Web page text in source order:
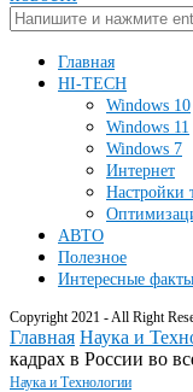
Главная
HI-TECH
Windows 10
Windows 11
Windows 7
Интернет
Настройки
АВТО
Полезное
Интересные факты
Copyright 2021 - All Right
Главная Наука и
кадрах в России во
Наука и Технологии